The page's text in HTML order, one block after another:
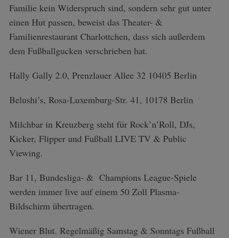
Familie kein Widerspruch sind, sondern sehr gut unter
einen Hut passen, beweist das Theater- &
Familienrestaurant Charlottchen, dass sich außerdem
dem Fußballgucken verschrieben hat.
Hally Gally 2.0, Prenzlauer Allee 32 10405 Berlin
Belushi’s, Rosa-Luxemburg-Str. 41, 10178 Berlin
Milchbar in Kreuzberg steht für Rock’n’Roll, DJs,
Kicker, Flipper und Fußball LIVE TV & Public
Viewing.
Bar 11, Bundesliga- & Champions League-Spiele
werden immer live auf einem 50 Zoll Plasma-
Bildschirm übertragen.
Wiener Blut. Regelmäßig Samstag & Sonntags Fußball